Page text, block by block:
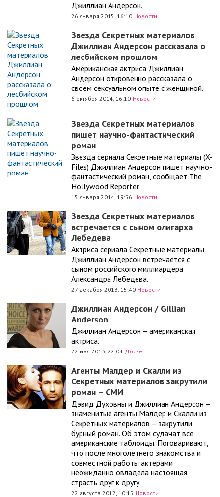
Джиллиан Андерсон.
26 января 2015, 16:10 Новости
Звезда Секретных материалов
Джиллиан Андерсон рассказала о
лесбийском прошлом
Американская актриса Джиллиан
Андерсон откровенно рассказала о
своем сексуальном опыте с женщиной.
6 октября 2014, 16:10 Новости
Звезда Секретных материалов
пишет научно-фантастический
роман
Звезда сериала Секретные материалы (X-
Files) Джиллиан Андерсон пишет научно-
фантастический роман, сообщает The
Hollywood Reporter.
15 января 2014, 19:56 Новости
Звезда Секретных материалов
встречается с сыном олигарха
Лебедева
Актриса сериала Секретные материалы
Джиллиан Андерсон встречается с
сыном российского миллиардера
Александра Лебедева.
27 декабря 2013, 15:40 Новости
Джиллиан Андерсон / Gillian
Anderson
Джиллиан Андерсон – американская
актриса.
22 мая 2013, 22:04 Досье
Агенты Малдер и Скалли из
Секретных материалов закрутили
роман – СМИ
Дэвид Духовны и Джиллиан Андерсон –
знаменитые агенты Малдер и Скалли из
Секретных материалов – закрутили
бурный роман. Об этом судачат все
американские таблоиды. Поговаривают,
что после многолетнего знакомства и
совместной работы актерами
неожиданно овладела настоящая
страсть друг к другу.
22 августа 2012, 10:15 Новости